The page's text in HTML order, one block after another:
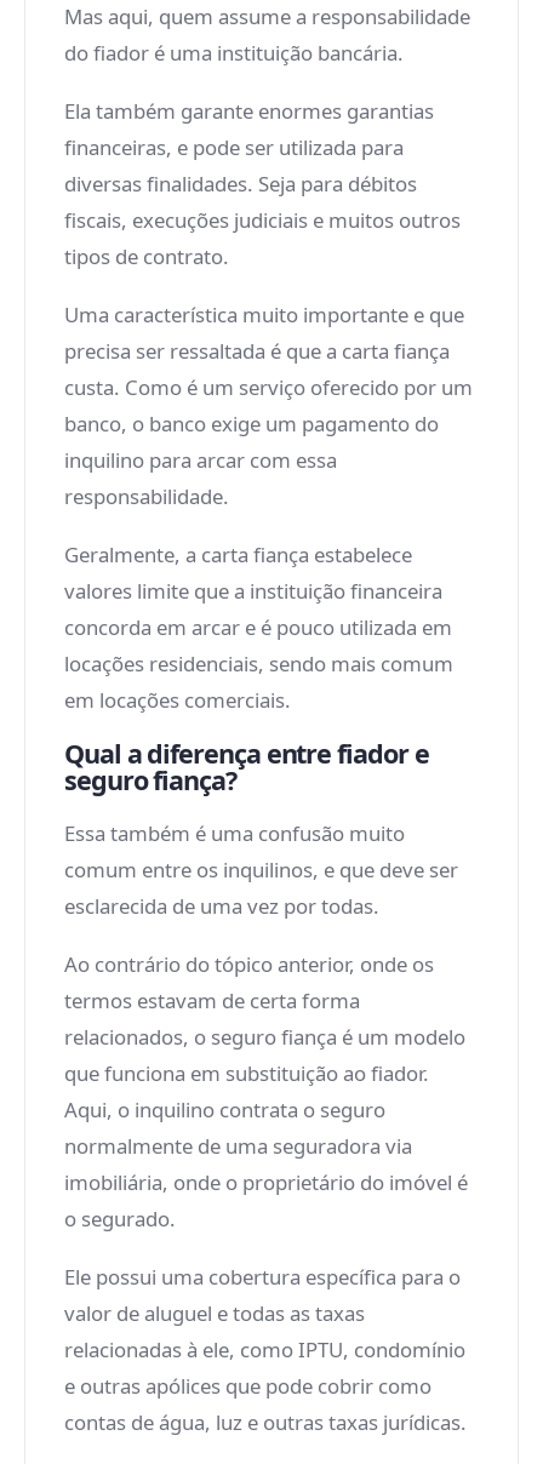
Mas aqui, quem assume a responsabilidade
do fiador é uma instituição bancária.
Ela também garante enormes garantias
financeiras, e pode ser utilizada para
diversas finalidades. Seja para débitos
fiscais, execuções judiciais e muitos outros
tipos de contrato.
Uma característica muito importante e que
precisa ser ressaltada é que a carta fiança
custa. Como é um serviço oferecido por um
banco, o banco exige um pagamento do
inquilino para arcar com essa
responsabilidade.
Geralmente, a carta fiança estabelece
valores limite que a instituição financeira
concorda em arcar e é pouco utilizada em
locações residenciais, sendo mais comum
em locações comerciais.
Qual a diferença entre fiador e
seguro fiança?
Essa também é uma confusão muito
comum entre os inquilinos, e que deve ser
esclarecida de uma vez por todas.
Ao contrário do tópico anterior, onde os
termos estavam de certa forma
relacionados, o seguro fiança é um modelo
que funciona em substituição ao fiador.
Aqui, o inquilino contrata o seguro
normalmente de uma seguradora via
imobiliária, onde o proprietário do imóvel é
o segurado.
Ele possui uma cobertura específica para o
valor de aluguel e todas as taxas
relacionadas à ele, como IPTU, condomínio
e outras apólices que pode cobrir como
contas de água, luz e outras taxas jurídicas.